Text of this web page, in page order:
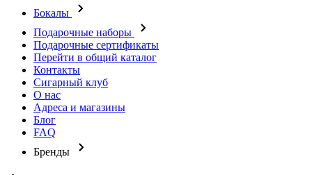
Бокалы
Подарочные наборы
Подарочные сертификаты
Перейти в общий каталог
Контакты
Сигарный клуб
О нас
Адреса и магазины
Блог
FAQ
Бренды